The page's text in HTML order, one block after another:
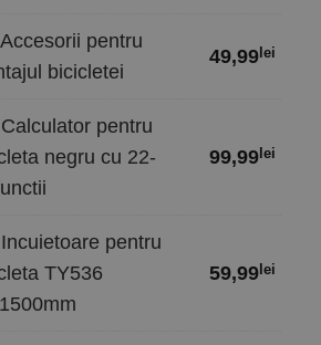
Accesorii pentru
bicicletei
49,99 lei
Calculator pentru
negru cu 22-
99,99 lei
Incuietoare pentru
TY536
59,99 lei